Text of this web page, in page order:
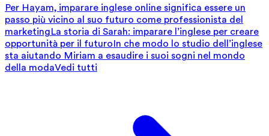
Per Hayam, imparare inglese online significa essere un
passo più vicino al suo futuro come professionista del
marketingLa storia di Sarah: imparare l’inglese per creare
opportunità per il futuroIn che modo lo studio dell’inglese
sta aiutando Miriam a esaudire i suoi sogni nel mondo
della modaVedi tutti